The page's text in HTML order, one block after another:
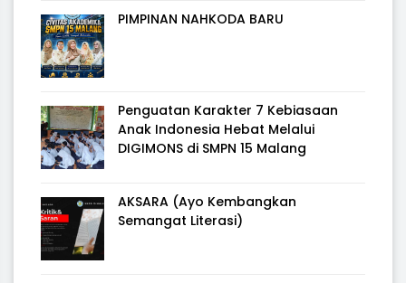
PIMPINAN NAHKODA BARU
Penguatan Karakter 7 Kebiasaan
Anak Indonesia Hebat Melalui
DIGIMONS di SMPN 15 Malang
AKSARA (Ayo Kembangkan
Semangat Literasi)